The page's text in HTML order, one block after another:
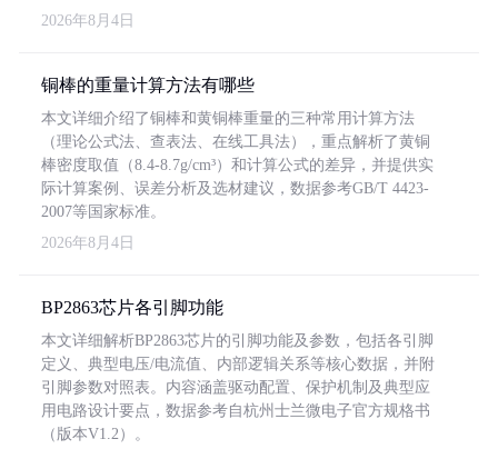
2026年8月4日
铜棒的重量计算方法有哪些
本文详细介绍了铜棒和黄铜棒重量的三种常用计算方法
（理论公式法、查表法、在线工具法），重点解析了黄铜
棒密度取值（8.4-8.7g/cm³）和计算公式的差异，并提供实
际计算案例、误差分析及选材建议，数据参考GB/T 4423-
2007等国家标准。
2026年8月4日
BP2863芯片各引脚功能
本文详细解析BP2863芯片的引脚功能及参数，包括各引脚
定义、典型电压/电流值、内部逻辑关系等核心数据，并附
引脚参数对照表。内容涵盖驱动配置、保护机制及典型应
用电路设计要点，数据参考自杭州士兰微电子官方规格书
（版本V1.2）。